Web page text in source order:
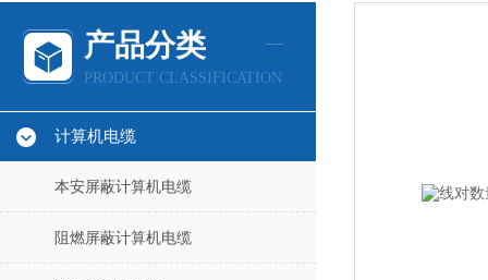
产品分类
PRODUCT CLASSIFICATION
计算机电缆
本安屏蔽计算机电缆
阻燃屏蔽计算机电缆